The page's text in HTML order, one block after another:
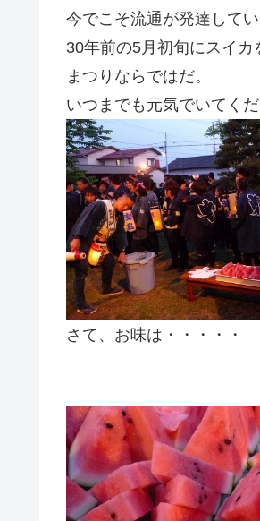
今でこそ流通が発達してい
30年前の5月初旬にスイカ
まつりならではだ。
いつまでも元気でいてくだ
さて、お味は・・・・・